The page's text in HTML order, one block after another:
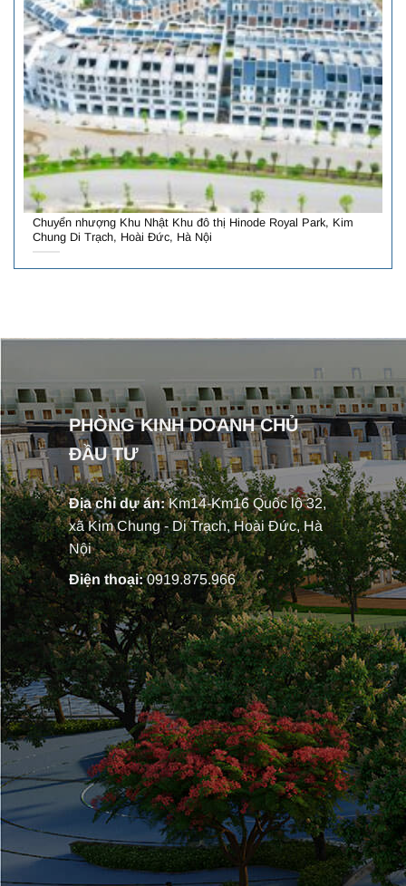
Chuyển nhượng Khu Nhật Khu đô thị Hinode Royal Park, Kim
Chung Di Trạch, Hoài Đức, Hà Nội
PHÒNG KINH DOANH CHỦ
ĐẦU TƯ
Địa chỉ dự án:Km14-Km16 Quốc lộ 32,
xã Kim Chung - Di Trạch, Hoài Đức, Hà
Nội
Điện thoại:0919.875.966